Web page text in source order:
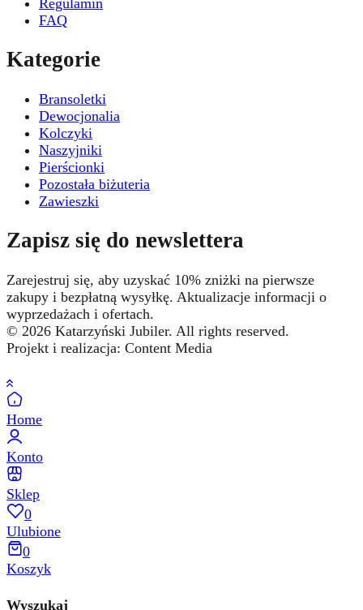
FAQ
Kategorie
Bransoletki
Dewocjonalia
Kolczyki
Naszyjniki
Pierścionki
Pozostała biżuteria
Zawieszki
Zapisz się do newslettera
Zarejestruj się, aby uzyskać 10% zniżki na pierwsze
zakupy i bezpłatną wysyłkę. Aktualizacje informacji o
wyprzedażach i ofertach.
© 2026 Katarzyński Jubiler. All rights reserved.
Projekt i realizacja: Content Media
Home
Konto
Sklep
0
Ulubione
0
Koszyk
Wyszukaj